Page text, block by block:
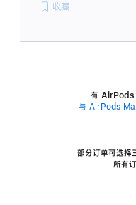
收藏
有 AirPods
与 AirPods
部分订单可选择
所有